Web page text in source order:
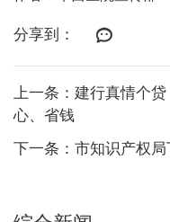
分享到：
上一条：建行真情个
心、省钱
下一条：市知识产权